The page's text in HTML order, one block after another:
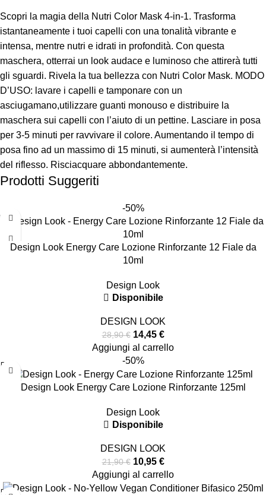
Scopri la magia della Nutri Color Mask 4-in-1. Trasforma
istantaneamente i tuoi capelli con una tonalità vibrante e
intensa, mentre nutri e idrati in profondità. Con questa
maschera, otterrai un look audace e luminoso che attirerà tutti
gli sguardi. Rivela la tua bellezza con Nutri Color Mask. MODO
D’USO: lavare i capelli e tamponare con un
asciugamano,utilizzare guanti monouso e distribuire la
maschera sui capelli con l’aiuto di un pettine. Lasciare in posa
per 3-5 minuti per ravvivare il colore. Aumentando il tempo di
posa fino ad un massimo di 15 minuti, si aumenterà l’intensità
del riflesso. Risciacquare abbondantemente.
Prodotti Suggeriti
-50%
Design Look Energy Care Lozione Rinforzante 12 Fiale da
10ml
Design Look
Disponibile
DESIGN LOOK
28,90€ 14,45 €
Aggiungi al carrello
-50%
Design Look Energy Care Lozione Rinforzante 125ml
Design Look
Disponibile
DESIGN LOOK
21,90€ 10,95 €
Aggiungi al carrello